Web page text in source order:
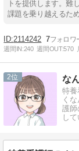
トを提供します。難
課題を乗り越えるた
2114242 7
週間IN:240 週間OUT:570
2 な
特養
く
護師
して